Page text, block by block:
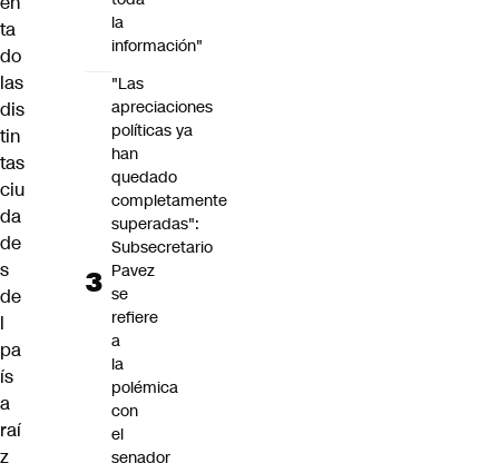
ta
do
las
dis
tin
tas
ciu
da
de
s
de
l
pa
ís
a
raí
z
la
información"
"Las
apreciaciones
políticas ya
han
quedado
completamente
superadas":
Subsecretario
Pavez
se
refiere
a
la
polémica
con
el
senador